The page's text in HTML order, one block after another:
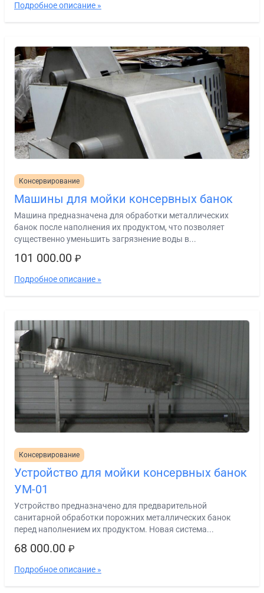
Подробное описание »
Консервирование
Машины для мойки консервных банок
Машина предназначена для обработки металлических
банок после наполнения их продуктом, что позволяет
существенно уменьшить загрязнение воды в...
101 000.00 ₽
Подробное описание »
Консервирование
Устройство для мойки консервных банок
УМ-01
Устройство предназначено для предварительной
санитарной обработки порожних металлических банок
перед наполнением их продуктом. Новая система...
68 000.00 ₽
Подробное описание »